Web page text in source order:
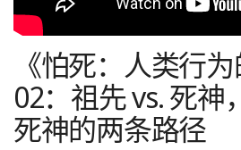
《怕死：人类行为
02：祖先 vs. 死神
死神的两条路径